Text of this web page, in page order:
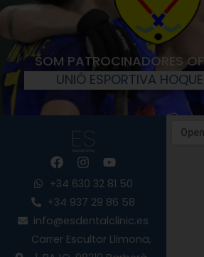
SOM PATROCINADORES
UNIÓ ESPORTIVA
F
a
c
e
b
o
o
k
I
n
s
t
a
g
r
a
Y
o
u
t
u
b
e
+34 630 32 81 50
+34 937 29 86 58
info@esdentalclinic.es
Carrer Escultor Llimona,